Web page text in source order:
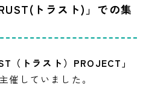
トラスト)」での集
（トラスト）PROJECT」
催していました。